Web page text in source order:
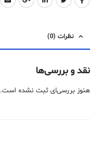
نظرات (0)
نقد و بررسی‌ها
هنوز بررسی‌ای ثبت نشده است.